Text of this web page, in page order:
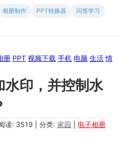
相册制作 PPT转换器
问答学习
册 PPT 视频下载 手机 电脑 生活 情
水印，并控制水
读: 3519 分类: 家园
电子相册